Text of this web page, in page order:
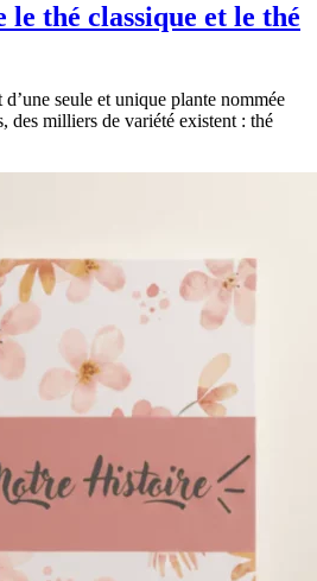
thé classique et le thé
seule et unique plante nommée
des milliers de variété existent : thé